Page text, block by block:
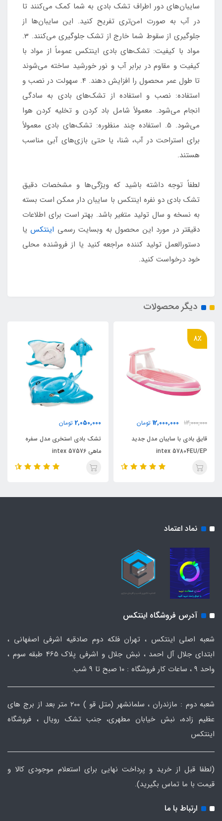
سایبان‌های دور اطراف تشک بادی به شما کمک می‌کنند تا
در آب به صورت امن‌تری تفریح کنید. این سایبان‌ها از
جلوگیری از سقوط شما خارج از تشک جلوگیری می‌کنند. 3.
مواد با کیفیت: تشک‌های بادی اینتکس عموماً از مواد با
کیفیت و مقاوم در برابر آب و نور خورشید ساخته می‌شوند
تا طول عمر محصول را افزایش دهند. 4. سهولت در نصب و
استفاده: نصب و استفاده از تشک‌های بادی به سادگی
انجام می‌شود. معمولاً شامل باد کردن و تخلیه کردن هوا
می‌شود. 5. استفاده چند منظوره: تشک‌های بادی معمولاً
برای استراحت در آب، شنا، یا حتی بازی‌های آبی مناسب
هستند.
لطفاً توجه داشته باشید که ویژگی‌ها و مشخصات دقیق
تشک بادی دو نفره اینتکس با سایبان دار ممکن است بسته
به نسخه و سال تولید متغیر باشد. بهتر است برای اطلاعات
دقیقتر در مورد این محصول به وبسایت رسمی اینتکس یا
دستورالعمل تولید کننده مراجعه کنید یا از فروشنده محلی
خود درخواست کنید.
دیگر محصولات
8٪
13,000,000
12,000,000 تومان
قایق بادی با سایبان مدل جدید
intex 57804EU/EP
2,050,000 تومان
تشک بادی استخری مدل سفره
ماهی intex 57576
نماد اعتماد
آدرس فروشگاه اینتکس
شعبه اصلی اینتکس ، تهران فلکه دوم صادقیه اشرفی اصفهانی ،
ابتدای جلال آل احمد ، نبش جلال و اشرفی پلاک 465 طبقه سوم ،
واحد ۹ ، ساعات کار فروشگاه : ۱۰ صبح تا ۹ شب.
شعبه دوم : مازندران ، سلمانشهر (متل قو ) ۲۰۰ متر بعد از برج های
عظیم زاده، نبش خیابان مطهری، جنب تشک رویال ، فروشگاه
اینتکس
(لطفا قبل از خرید و پرداخت نهایی برای استعلام موجودی کالا و
قیمت با ما تماس بگیرید).
ارتباط با ما